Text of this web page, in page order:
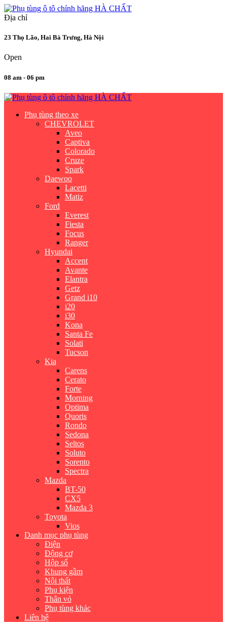
Địa chỉ
23 Thọ Lão, Hai Bà Trưng, Hà Nội
Open
08 am - 06 pm
Phụ tùng theo xe
CHEVROLET
Aveo
Captiva
Colorado
Cruze
Spark
Daewoo
Lacetti
Matiz
Ford
Everest
Fiesta
Focus
Ranger
Hyundai
Accent
Avante
Elantra
Getz
Grand i10
i20
i30
Kona
Santa Fe
Solati
Tucson
Kia
Carens
Cerato
Forte
Morning
Optima
Quoris
Rondo
Sedona
Seltos
Soluto
Sorento
Spectra
Mazda
BT-50
CX5
Mazda 3
Toyota
Vios
Danh mục phụ tùng
Điện
Động cơ
Hộp số
Khung gầm
Nội thất
Phụ kiện
Thân vỏ
Phụ tùng khác
Liên hệ